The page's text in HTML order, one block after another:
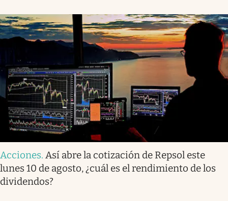
Acciones. Así abre la cotización de Repsol este
lunes 10 de agosto, ¿cuál es el rendimiento de los
dividendos?